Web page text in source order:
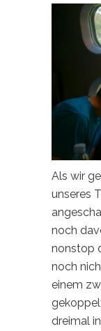
Als wir
unseres
noch
nonstop
noch
einem
dreimal